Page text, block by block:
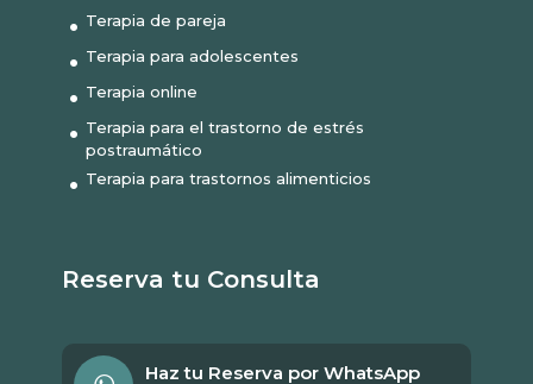
Terapia de pareja
Terapia para adolescentes
Terapia online
Terapia para el trastorno de estrés
postraumático
Terapia para trastornos alimenticios
Reserva tu Consulta
Haz tu Reserva por WhatsApp